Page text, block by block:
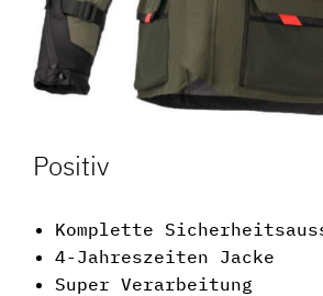
Positiv
Komplette
4-Jahreszeiten Jacke
Super Verarbeitung